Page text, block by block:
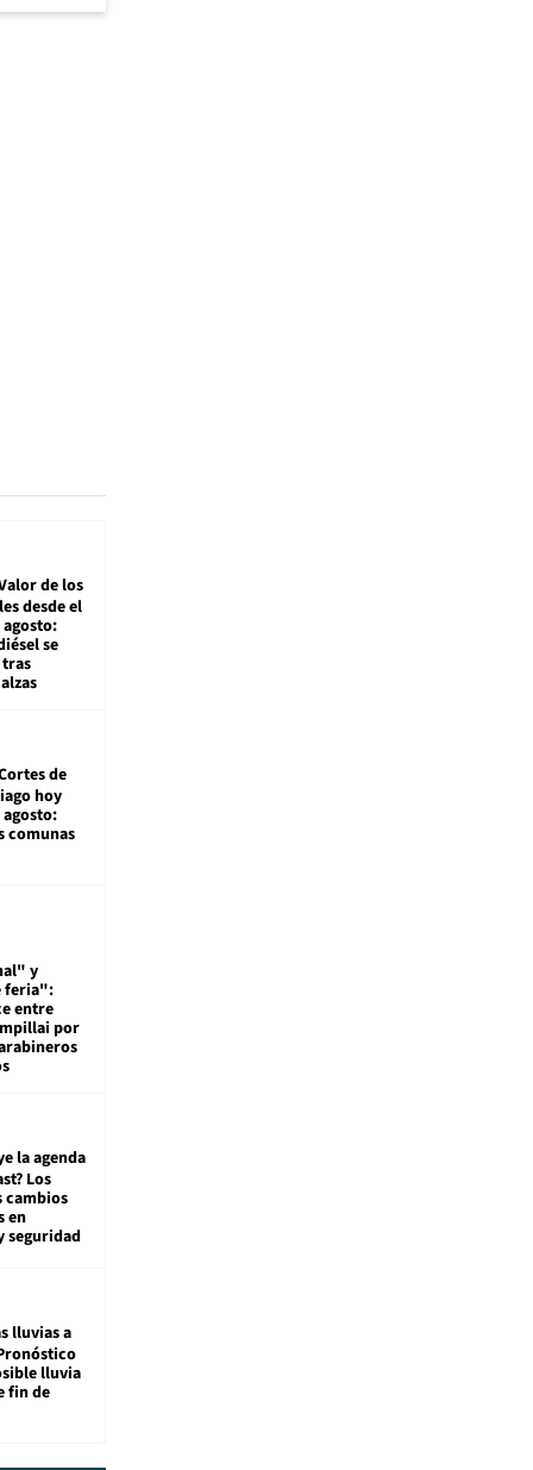
de los
desde el
agosto:
se
de
hoy
agosto:
comunas
y
feria":
entre
por
la agenda
Los
cambios
en
seguridad
lluvias a
lluvia
fin de